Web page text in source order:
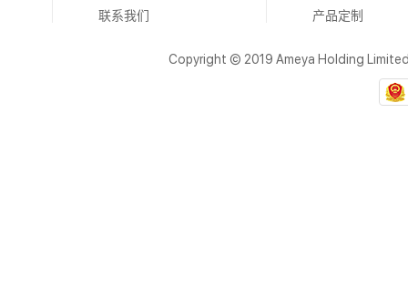
联系我们
产品定制
Copyright © 2019 Ameya Holding